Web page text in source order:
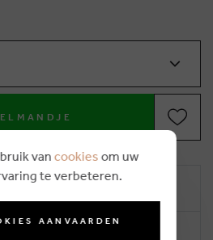
van cookies om uw
te verbeteren.
AANVAARDEN